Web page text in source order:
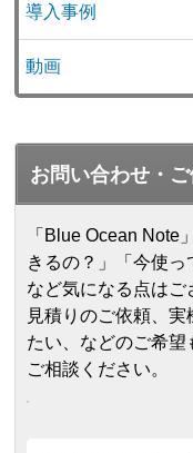
導入事例
動画
お問い合わせ・
「Blue Ocean Note
きるの？」「今使っ
など気になる点は
見積りのご依頼、
たい、などのご希望
ご相談ください。